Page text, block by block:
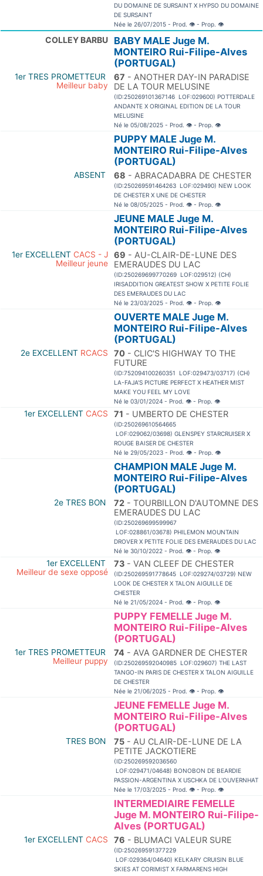
DU DOMAINE DE SURSAINT X HYPSO DU DOMAINE
DE SURSAINT
Née le 26/07/2015 - Prod. 👁 - Prop. 👁
COLLEY BARBU
BABY MALE Juge M.
MONTEIRO Rui-Filipe-Alves
(PORTUGAL)
1er TRES PROMETTEUR
Meilleur baby
67 - ANOTHER DAY-IN PARADISE
DE LA TOUR MELUSINE
(ID:250269101367146 LOF:029600) POTTERDALE
ANDANTE X ORIGINAL EDITION DE LA TOUR
MELUSINE
Né le 05/08/2025 - Prod. 👁 - Prop. 👁
PUPPY MALE Juge M.
MONTEIRO Rui-Filipe-Alves
(PORTUGAL)
ABSENT 68 - ABRACADABRA DE CHESTER
(ID:250269591464263 LOF:029490) NEW LOOK
DE CHESTER X UNE DE CHESTER
Né le 08/05/2025 - Prod. 👁 - Prop. 👁
JEUNE MALE Juge M.
MONTEIRO Rui-Filipe-Alves
(PORTUGAL)
1er EXCELLENT CACS - J
Meilleur jeune
69 - AU-CLAIR-DE-LUNE DES
EMERAUDES DU LAC
(ID:250269699770269 LOF:029512) (CH)
IRISADDITION GREATEST SHOW X PETITE FOLIE
DES EMERAUDES DU LAC
Né le 23/03/2025 - Prod. 👁 - Prop. 👁
OUVERTE MALE Juge M.
MONTEIRO Rui-Filipe-Alves
(PORTUGAL)
2e EXCELLENT RCACS 70 - CLIC'S HIGHWAY TO THE
FUTURE
(ID:752094100260351 LOF:029473/03717) (CH)
LA-FAJA'S PICTURE PERFECT X HEATHER MIST
MAKE YOU FEEL MY LOVE
Né le 03/01/2024 - Prod. 👁 - Prop. 👁
1er EXCELLENT CACS 71 - UMBERTO DE CHESTER
(ID:250269610564665
LOF:029062/03698) GLENSPEY STARCRUISER X
ROUGE BAISER DE CHESTER
Né le 29/05/2023 - Prod. 👁 - Prop. 👁
CHAMPION MALE Juge M.
MONTEIRO Rui-Filipe-Alves
(PORTUGAL)
2e TRES BON 72 - TOURBILLON D'AUTOMNE DES
EMERAUDES DU LAC
(ID:250269699599967
LOF:028861/03678) PHILEMON MOUNTAIN
DROVER X PETITE FOLIE DES EMERAUDES DU LAC
Né le 30/10/2022 - Prod. 👁 - Prop. 👁
1er EXCELLENT
Meilleur de sexe opposé
73 - VAN CLEEF DE CHESTER
(ID:250269591778645 LOF:029274/03729) NEW
LOOK DE CHESTER X TALON AIGUILLE DE
CHESTER
Né le 21/05/2024 - Prod. 👁 - Prop. 👁
PUPPY FEMELLE Juge M.
MONTEIRO Rui-Filipe-Alves
(PORTUGAL)
1er TRES PROMETTEUR
Meilleur puppy
74 - AVA GARDNER DE CHESTER
(ID:250269592040985 LOF:029607) THE LAST
TANGO-IN PARIS DE CHESTER X TALON AIGUILLE
DE CHESTER
Née le 21/06/2025 - Prod. 👁 - Prop. 👁
JEUNE FEMELLE Juge M.
MONTEIRO Rui-Filipe-Alves
(PORTUGAL)
TRES BON 75 - AU CLAIR-DE-LUNE DE LA
PETITE JACKOTIERE
(ID:250269592036560
LOF:029471/04648) BONOBON DE BEARDIE
PASSION-ARGENTINA X USCHKA DE L'OUVERNHAT
Née le 17/03/2025 - Prod. 👁 - Prop. 👁
INTERMEDIAIRE FEMELLE
Juge M. MONTEIRO Rui-Filipe-
Alves (PORTUGAL)
1er EXCELLENT CACS 76 - BLUMACI VALEUR SURE
(ID:250269591377229
LOF:029364/04640) KELKARY CRUISIN BLUE
SKIES AT CORIMIST X FARMARENS HIGH